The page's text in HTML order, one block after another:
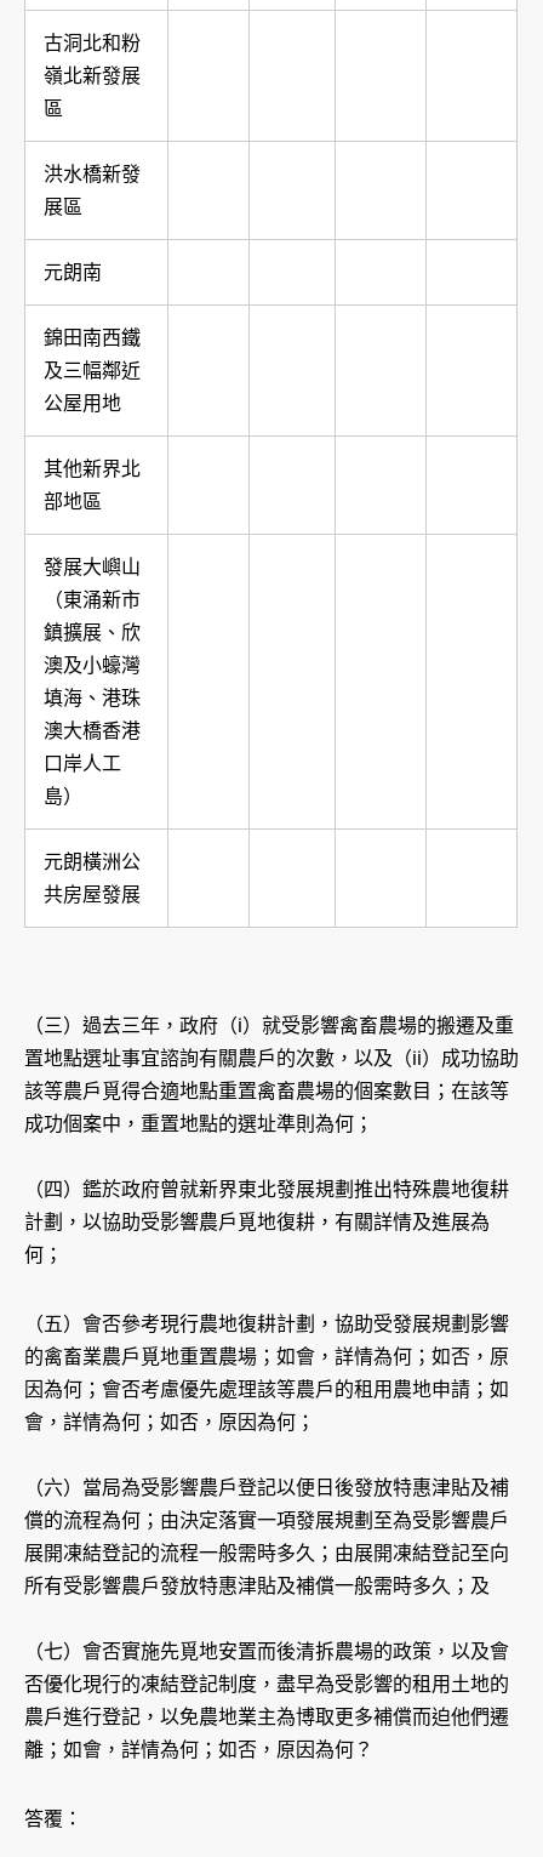
古洞北和粉
嶺北新發展
區
洪水橋新發
展區
元朗南
錦田南西鐵
及三幅鄰近
公屋用地
其他新界北
部地區
發展大嶼山
（東涌新市
鎮擴展、欣
澳及小蠔灣
填海、港珠
澳大橋香港
口岸人工
島）
元朗橫洲公
共房屋發展
（三）過去三年，政府（i）就受影響禽畜農場的搬遷及重
置地點選址事宜諮詢有關農戶的次數，以及（ii）成功協助
該等農戶覓得合適地點重置禽畜農場的個案數目；在該等
成功個案中，重置地點的選址準則為何；
（四）鑑於政府曾就新界東北發展規劃推出特殊農地復耕
計劃，以協助受影響農戶覓地復耕，有關詳情及進展為
何；
（五）會否參考現行農地復耕計劃，協助受發展規劃影響
的禽畜業農戶覓地重置農場；如會，詳情為何；如否，原
因為何；會否考慮優先處理該等農戶的租用農地申請；如
會，詳情為何；如否，原因為何；
（六）當局為受影響農戶登記以便日後發放特惠津貼及補
償的流程為何；由決定落實一項發展規劃至為受影響農戶
展開凍結登記的流程一般需時多久；由展開凍結登記至向
所有受影響農戶發放特惠津貼及補償一般需時多久；及
（七）會否實施先覓地安置而後清拆農場的政策，以及會
否優化現行的凍結登記制度，盡早為受影響的租用土地的
農戶進行登記，以免農地業主為博取更多補償而迫他們遷
離；如會，詳情為何；如否，原因為何？
答覆：